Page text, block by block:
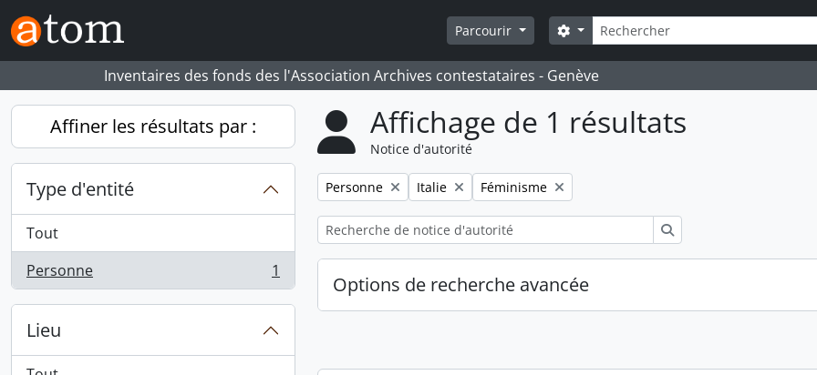
Skip to main content
Parcourir
Rechercher
Search options
Inventaires des fonds des l'Association Archives contestataires - Genève
Affiner les résultats par :
Type d'entité
Tout
Personne
, 1 résultats 1
Lieu
Affichage de 1 résultats
Notice d'autorité
Remove filter:
Personne Remove filter:
Italie Remove filter:
Féminisme
Options de recherche avancée